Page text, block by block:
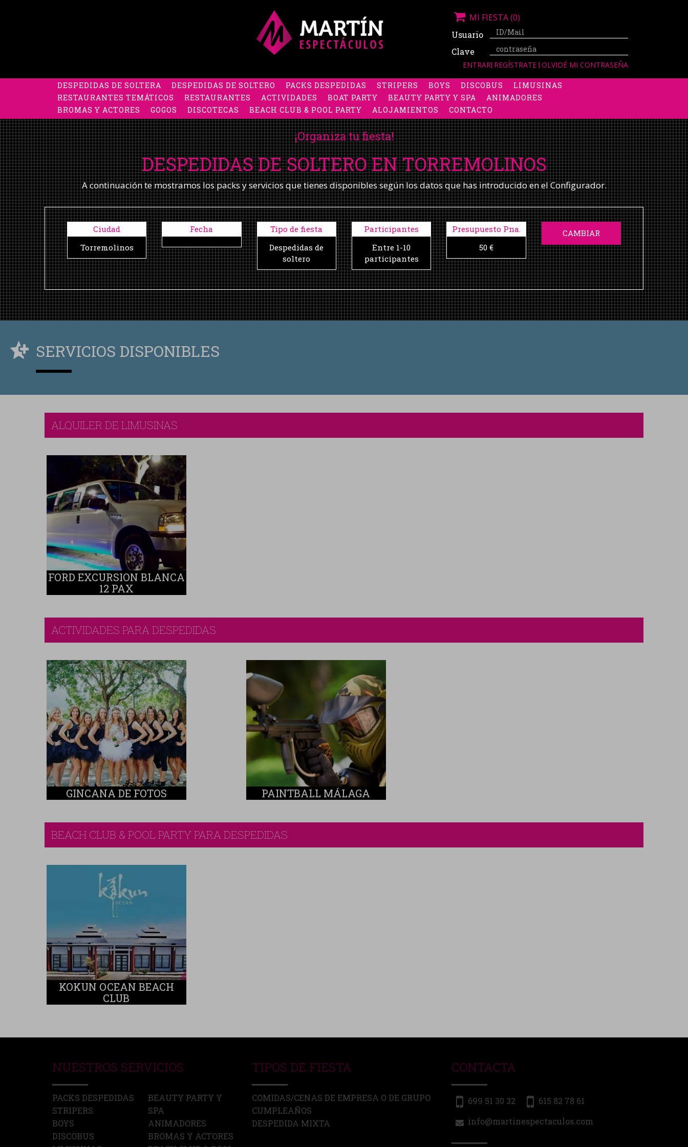
MI FIESTA(0)
Usuario
Clave
ENTRAR| REGÍSTRATE | OLVIDÉ MI CONTRASEÑA
DESPEDIDAS DE SOLTERA DESPEDIDAS DE SOLTERO PACKS DESPEDIDAS STRIPERS BOYS DISCOBUS
LIMUSINAS
RESTAURANTES TEMÁTICOS
RESTAURANTES ACTIVIDADES BOAT PARTY BEAUTY PARTY Y SPA
ANIMADORES
BROMAS Y ACTORES
GOGOS DISCOTECAS BEACH CLUB & POOL PARTY ALOJAMIENTOS CONTACTO
¡Organiza tu fiesta!
DESPEDIDAS DE SOLTERO EN TORREMOLINOS
A continuación te mostramos los packs y servicios que tienes disponibles según los datos que has introducido en el Configurador.
Ciudad
Torremolinos
Fecha
Tipo de fiesta
Despedidas de
soltero
Participantes
Entre 1-10
participantes
Presupuesto Pna.
50 €
CAMBIAR
SERVICIOS DISPONIBLES
ALQUILER DE LIMUSINAS
FORD EXCURSION BLANCA
12 PAX
ACTIVIDADES PARA DESPEDIDAS
GINCANA DE FOTOS PAINTBALL MÁLAGA
BEACH CLUB & POOL PARTY PARA DESPEDIDAS
KOKUN OCEAN BEACH
CLUB
NUESTROS SERVICIOS
PACKS DESPEDIDAS
STRIPERS
BOYS
DISCOBUS
BEAUTY PARTY Y
SPA
ANIMADORES
BROMAS Y ACTORES
TIPOS DE FIESTA
COMIDAS/CENAS DE EMPRESA O DE GRUPO
CUMPLEAÑOS
DESPEDIDA MIXTA
CONTACTA
699 51 30 32
615 82 78 61
info@martinespectaculos.com